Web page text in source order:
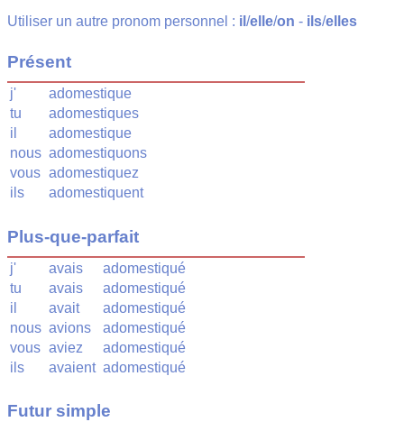
Utiliser un autre pronom personnel : il /elle/on - ils/elles
Présent
j'
adomestique
tu
adomestiques
il
adomestique
nous adomestiquons
vous adomestiquez
ils
adomestiquent
Plus-que-parfait
j' avais
adomestiqué
tu
avais
adomestiqué
il
avait
adomestiqué
nous avions
adomestiqué
vous aviez
adomestiqué
ils
avaient adomestiqué
Futur simple